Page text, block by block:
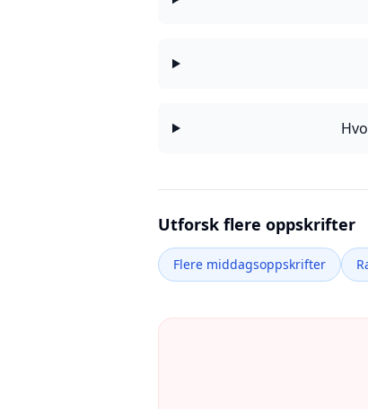
Utforsk flere oppskrifter
Flere middagsoppskrifter